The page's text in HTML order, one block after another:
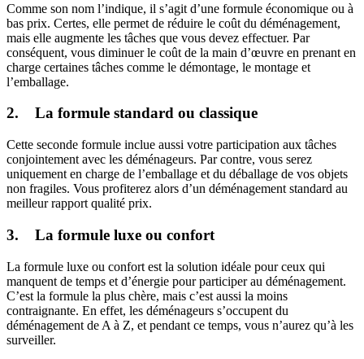
Comme son nom l’indique, il s’agit d’une formule économique ou à
bas prix. Certes, elle permet de réduire le coût du déménagement,
mais elle augmente les tâches que vous devez effectuer. Par
conséquent, vous diminuer le coût de la main d’œuvre en prenant en
charge certaines tâches comme le démontage, le montage et
l’emballage.
2. La formule standard ou classique
Cette seconde formule inclue aussi votre participation aux tâches
conjointement avec les déménageurs. Par contre, vous serez
uniquement en charge de l’emballage et du déballage de vos objets
non fragiles. Vous profiterez alors d’un déménagement standard au
meilleur rapport qualité prix.
3. La formule luxe ou confort
La formule luxe ou confort est la solution idéale pour ceux qui
manquent de temps et d’énergie pour participer au déménagement.
C’est la formule la plus chère, mais c’est aussi la moins
contraignante. En effet, les déménageurs s’occupent du
déménagement de A à Z, et pendant ce temps, vous n’aurez qu’à les
surveiller.